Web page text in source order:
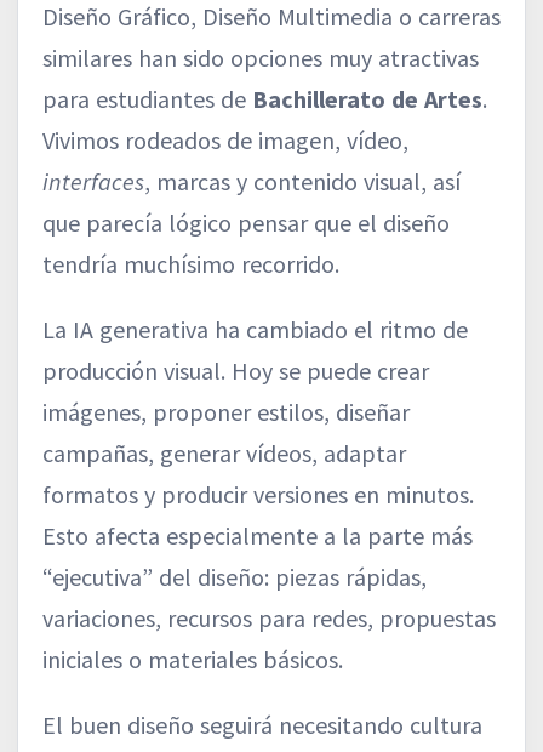
Diseño Gráfico, Diseño Multimedia o carreras
similares han sido opciones muy atractivas
para estudiantes de Bachillerato de Artes.
Vivimos rodeados de imagen, vídeo,
interfaces, marcas y contenido visual, así
que parecía lógico pensar que el diseño
tendría muchísimo recorrido.
La IA generativa ha cambiado el ritmo de
producción visual. Hoy se puede crear
imágenes, proponer estilos, diseñar
campañas, generar vídeos, adaptar
formatos y producir versiones en minutos.
Esto afecta especialmente a la parte más
“ejecutiva” del diseño: piezas rápidas,
variaciones, recursos para redes, propuestas
iniciales o materiales básicos.
El buen diseño seguirá necesitando cultura